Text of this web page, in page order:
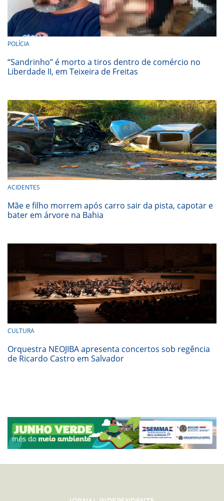
POLÍCIA
“Sandrinho” é morto a tiros dentro de comércio no
Liberdade II, em Teixeira de Freitas
ACIDENTES
Mãe e filho morrem após carro sair da pista, capotar e
bater em árvore na Bahia
CULTURA
Orquestra NEOJIBA apresenta concertos sob regência
de Ricardo Castro em Salvador